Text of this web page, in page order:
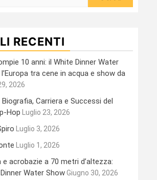
RECENTI
10 anni: il White Dinner Water
tra cene in acqua e show da
2026
Biografia, Carriera e Successi del
Hop
Luglio 23, 2026
Luglio 3, 2026
Luglio 1, 2026
e acrobazie a 70 metri d’altezza:
Water ShowGiugno 30, 2026